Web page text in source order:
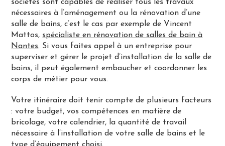
sociétés sont capables de réaliser tous les travaux
nécessaires à l’aménagement ou la rénovation d’une
salle de bains, c’est le cas par exemple de Vincent
Mattos, spécialiste en rénovation de salles de bain à
Nantes. Si vous faites appel à un entreprise pour
superviser et gérer le projet d’installation de la salle de
bains, il peut également embaucher et coordonner les
corps de métier pour vous.
Votre itinéraire doit tenir compte de plusieurs facteurs
: votre budget, vos compétences en matière de
bricolage, votre calendrier, la quantité de travail
nécessaire à l’installation de votre salle de bains et le
type d’équipement choisi.